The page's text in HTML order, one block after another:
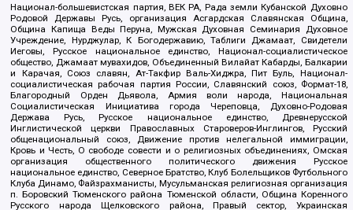
Национал-большевистская партия, ВЕК РА, Рада земли Кубанской Духовно
Родовой Державы Русь, организация Асгардская Славянская Община,
Община Капища Веды Перуна, Мужская Духовная Семинария Духовное
Учреждение, Нурджулар, К Богодержавию, Таблиги Джамаат, Свидетели
Иеговы, Русское национальное единство, Национал-социалистическое
общество, Джамаат мувахидов, Объединенный Вилайат Кабарды, Балкарии
и Карачая, Союз славян, Ат-Такфир Валь-Хиджра, Пит Буль, Национал-
социалистическая рабочая партия России, Славянский союз, Формат-18,
Благородный Орден Дьявола, Армия воли народа, Национальная
Социалистическая Инициатива города Череповца, Духовно-Родовая
Держава Русь, Русское национальное единство, Древнерусской
Инглистической церкви Православных Староверов-Инглингов, Русский
общенациональный союз, Движение против нелегальной иммиграции,
Кровь и Честь, О свободе совести и о религиозных объединениях, Омская
организация общественного политического движения Русское
национальное единство, Северное Братство, Клуб Болельщиков Футбольного
Клуба Динамо, Файзрахманисты, Мусульманская религиозная организация
п. Боровский Тюменского района Тюменской области, Община Коренного
Русского народа Щелковского района, Правый сектор, Украинская